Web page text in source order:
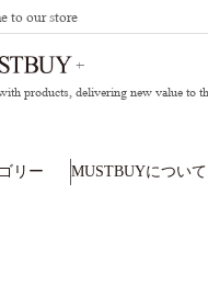
to our store
products,delivering new value to
リー MUSTBUYについて